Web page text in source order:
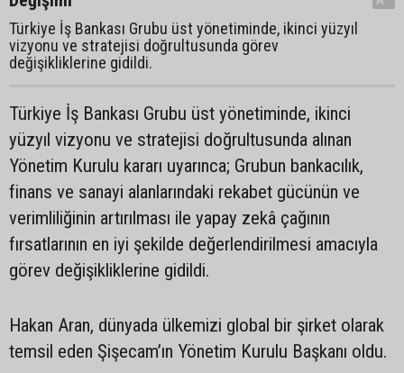
Türkiye İş Bankası Grubu üst yönetiminde, ikinci yüzyıl
vizyonu ve stratejisi doğrultusunda görev
değişikliklerine gidildi.
Türkiye İş Bankası Grubu üst yönetiminde, ikinci
yüzyıl vizyonu ve stratejisi doğrultusunda alınan
Yönetim Kurulu kararı uyarınca; Grubun bankacılık,
finans ve sanayi alanlarındaki rekabet gücünün ve
verimliliğinin artırılması ile yapay zekâ çağının
fırsatlarının en iyi şekilde değerlendirilmesi amacıyla
görev değişikliklerine gidildi.
Hakan Aran, dünyada ülkemizi global bir şirket olarak
temsil eden Şişecam’ın Yönetim Kurulu Başkanı oldu.